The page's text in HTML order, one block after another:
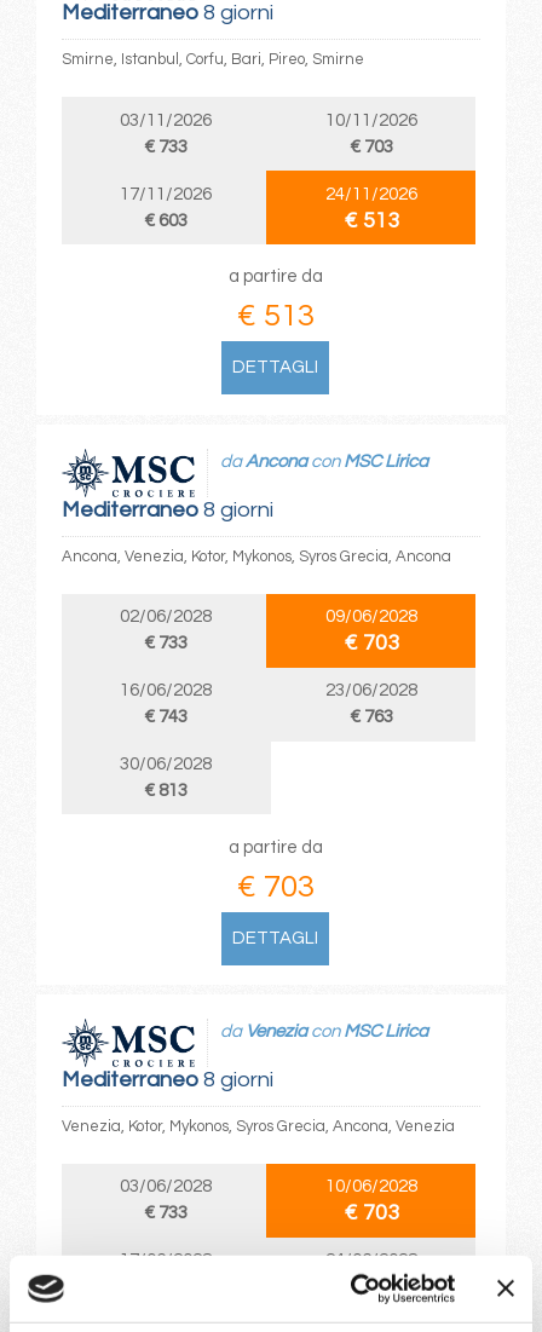
Mediterraneo8 giorni
Smirne, Istanbul, Corfu, Bari, Pireo, Smirne
03/11/2026
€ 733
10/11/2026
€ 703
17/11/2026
€ 603
24/11/2026
€ 513
a partire da
€ 513
DETTAGLI
Mediterraneo8 giorni
daAnconacon MSC Lirica
Ancona, Venezia, Kotor, Mykonos, Syros Grecia, Ancona
02/06/2028
€ 733
09/06/2028
€ 703
16/06/2028
€ 743
23/06/2028
€ 763
30/06/2028
€ 813
a partire da
€ 703
DETTAGLI
Mediterraneo8 giorni
da Veneziacon MSC Lirica
Venezia, Kotor, Mykonos, Syros Grecia, Ancona, Venezia
03/06/2028
€ 733
10/06/2028
€ 703
17/06/2028
24/06/2028
€ 763